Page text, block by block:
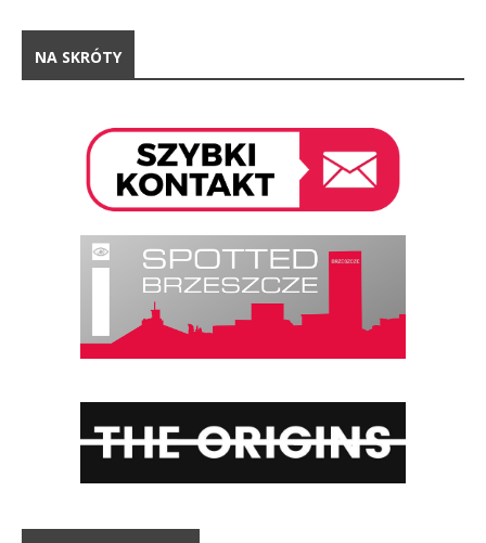
NA SKRÓTY